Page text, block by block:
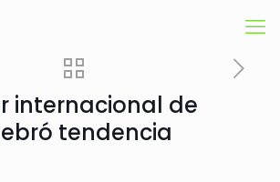
internacional de
tendencia